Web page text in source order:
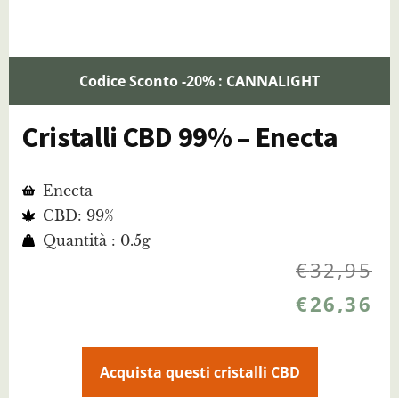
Codice Sconto -20% : CANNALIGHT
Cristalli CBD 99% – Enecta
Enecta
CBD: 99%
Quantità : 0.5g
€32,95
€26,36
Acquista questi cristalli CBD